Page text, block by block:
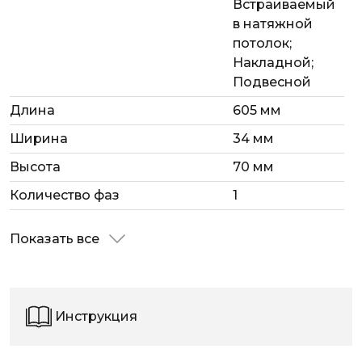
Встраиваемый
в натяжной
потолок;
Накладной;
Подвесной
Длина
605 мм
Ширина
34 мм
Высота
70 мм
Количество фаз
1
Показать все
Инструкция